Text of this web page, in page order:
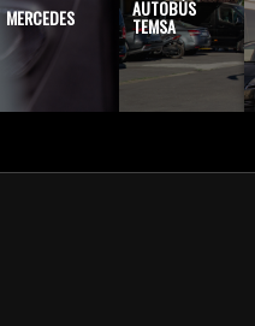
MERCEDES AUTOBÚS
TEMSA